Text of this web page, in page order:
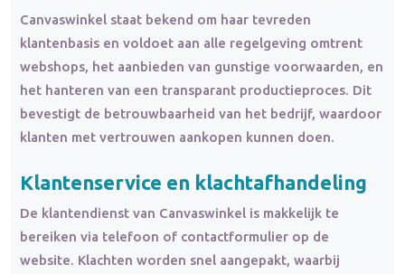
Canvaswinkel staat bekend om haar tevreden
klantenbasis en voldoet aan alle regelgeving omtrent
webshops, het aanbieden van gunstige voorwaarden, en
het hanteren van een transparant productieproces. Dit
bevestigt de betrouwbaarheid van het bedrijf, waardoor
klanten met vertrouwen aankopen kunnen doen.
Klantenservice en klachtafhandeling
De klantendienst van Canvaswinkel is makkelijk te
bereiken via telefoon of contactformulier op de
website. Klachten worden snel aangepakt, waarbij